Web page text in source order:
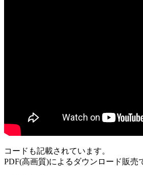
コードも記載されています。
PDF(高画質)によるダウンロード販売